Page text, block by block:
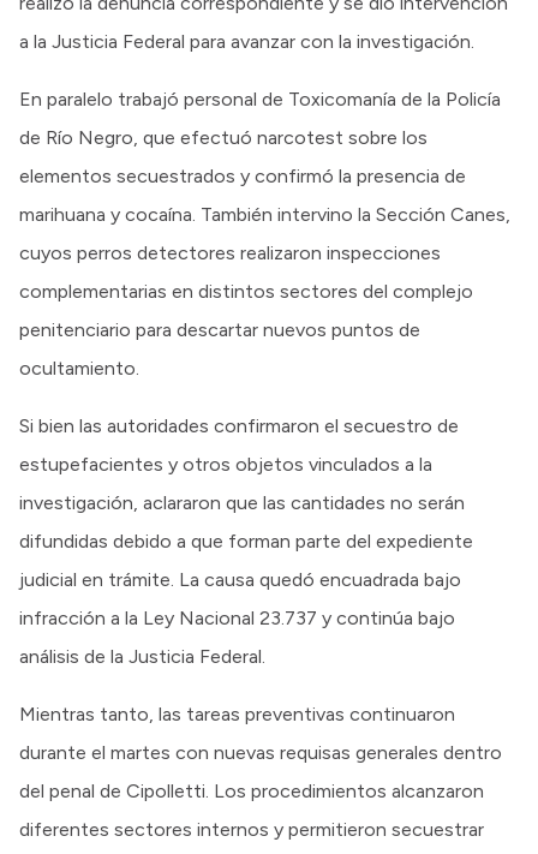
a la Justicia Federal para avanzar con la investigación.
En paralelo trabajó personal de Toxicomanía de la Policía
de Río Negro, que efectuó narcotest sobre los
elementos secuestrados y confirmó la presencia de
marihuana y cocaína. También intervino la Sección Canes,
cuyos perros detectores realizaron inspecciones
complementarias en distintos sectores del complejo
penitenciario para descartar nuevos puntos de
ocultamiento.
Si bien las autoridades confirmaron el secuestro de
estupefacientes y otros objetos vinculados a la
investigación, aclararon que las cantidades no serán
difundidas debido a que forman parte del expediente
judicial en trámite. La causa quedó encuadrada bajo
infracción a la Ley Nacional 23.737 y continúa bajo
análisis de la Justicia Federal.
Mientras tanto, las tareas preventivas continuaron
durante el martes con nuevas requisas generales dentro
del penal de Cipolletti. Los procedimientos alcanzaron
diferentes sectores internos y permitieron secuestrar